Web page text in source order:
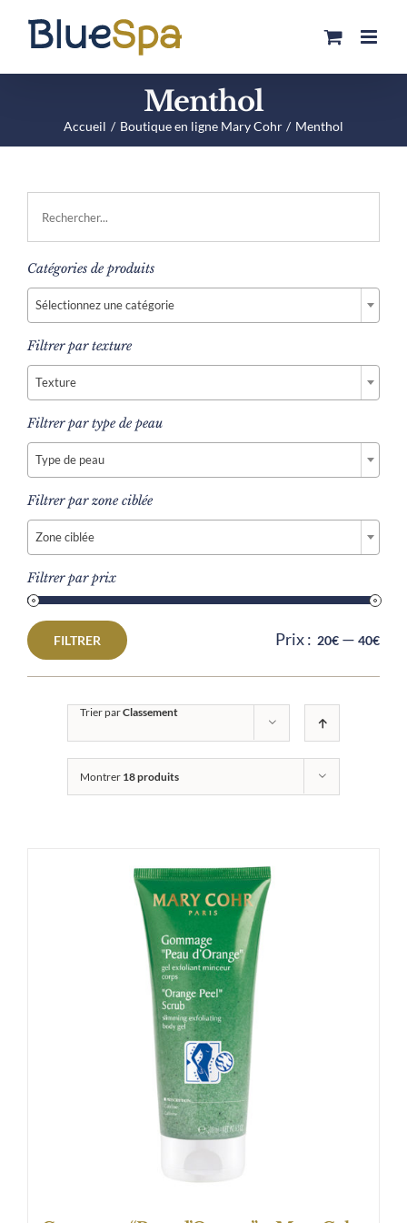
contenu
Menthol
Accueil Boutique en ligne Mary Cohr Menthol
Trier parClassement
Montrer 18 produits
Catégories de produits
Sélectionnez une catégorie
Filtrer par texture
Texture
Filtrer par type de peau
Type de peau
Filtrer par zone ciblée
Zone ciblée
Filtrer par prix
Prix
min
Prix
max
FILTRER Prix : 20€ — 40€